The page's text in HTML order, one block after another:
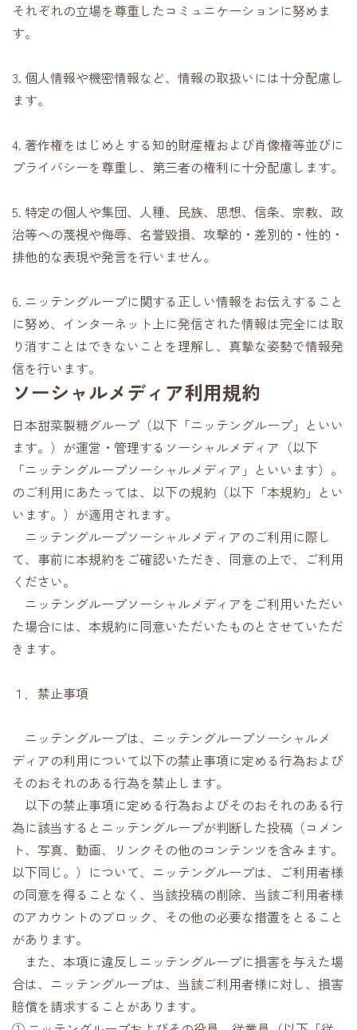
それぞれの立場を尊重したコミュニケーションに努めま
す。
3. 個人情報や機密情報など、情報の取扱いには十分配慮し
ます。
4. 著作権をはじめとする知的財産権および肖像権等並びに
プライバシーを尊重し、第三者の権利に十分配慮します。
5. 特定の個人や集団、人種、民族、思想、信条、宗教、政
治等への蔑視や侮辱、名誉毀損、攻撃的・差別的・性的・
排他的な表現や発言を行いません。
6. ニッテングループに関する正しい情報をお伝えすること
に努め、インターネット上に発信された情報は完全には取
り消すことはできないことを理解し、真摯な姿勢で情報発
信を行います。
ソーシャルメディア利用規約
日本甜菜製糖グループ（以下「ニッテングループ」といい
ます。）が運営・管理するソーシャルメディア（以下
「ニッテングループソーシャルメディア」といいます）。
のご利用にあたっては、以下の規約（以下「本規約」とい
います。）が適用されます。
ニッテングループソーシャルメディアのご利用に際し
て、事前に本規約をご確認いただき、同意の上で、ご利用
ください。
ニッテングループソーシャルメディアをご利用いただい
た場合には、本規約に同意いただいたものとさせていただ
きます。
１．禁止事項
ニッテングループは、ニッテングループソーシャルメ
ディアの利用について以下の禁止事項に定める行為および
そのおそれのある行為を禁止します。
以下の禁止事項に定める行為およびそのおそれのある行
為に該当するとニッテングループが判断した投稿（コメン
ト、写真、動画、リンクその他のコンテンツを含みます。
以下同じ。）について、ニッテングループは、ご利用者様
の同意を得ることなく、当該投稿の削除、当該ご利用者様
のアカウントのブロック、その他の必要な措置をとること
があります。
また、本項に違反しニッテングループに損害を与えた場
合は、ニッテングループは、当該ご利用者様に対し、損害
賠償を請求することがあります。